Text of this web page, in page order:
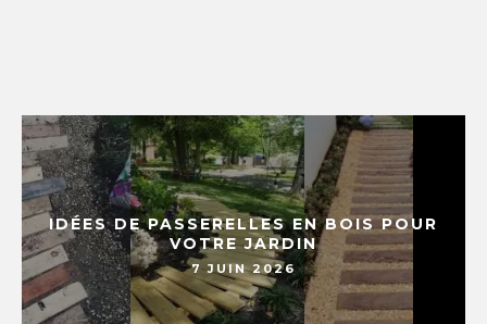
IDÉES DE PASSERELLES EN BOIS POUR
VOTRE JARDIN
7 JUIN 2026